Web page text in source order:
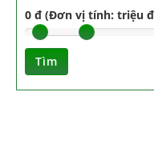
0 đ (Đơn vị tính: triệu
Tìm